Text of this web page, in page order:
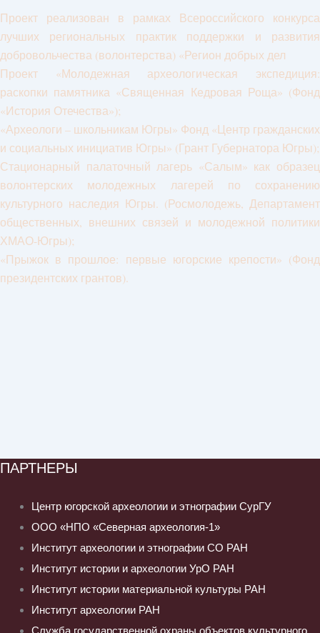
Проект реализован в рамках Всероссийского конкурса
лучших региональных практик поддержки и развития
добровольчества (волонтерства) «Регион добрых дел
Проект «Молодежная археологическая экспедиция:
раскопки памятника «Священная Кедровая Роща» (Фонд
«История Отечества»);
«Археологи – школьникам Югры» Фонд «Центр гражданских
и социальных инициатив Югры» (Грант Губернатора Югры);
Стационарный палаточный лагерь «Салым» как образец
волонтерских молодежных лагерей по сохранению
культурного наследия Югры. (Росмолодежь, Департамент
общественных, внешних связей и молодежной политики
ХМАО-Югры);
«Прыжок в прошлое: первые югорские крепости» (Фонд
президентских грантов).
ПАРТНЕРЫ
Центр югорской археологии и этнографии СурГУ
ООО «НПО «Северная археология-1»
Институт археологии и этнографии СО РАН
Институт истории и археологии УрО РАН
Институт истории материальной культуры РАН
Институт археологии РАН
Служба государственной охраны объектов культурного